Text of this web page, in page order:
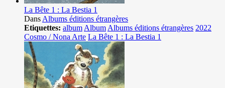
La Bête 1 : La Bestia 1
Dans Albums éditions étrangères
Etiquettes: album Album Albums éditions étrangères 2022
Cosmo / Nona Arte La Bête 1 : La Bestia 1